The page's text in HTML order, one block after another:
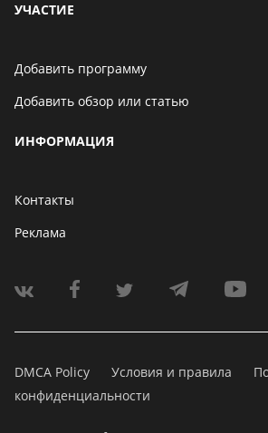
УЧАСТИЕ
Добавить программу
Добавить обзор или статью
ИНФОРМАЦИЯ
Контакты
Реклама
DMCA Policy Условия и правила
конфиденциальности